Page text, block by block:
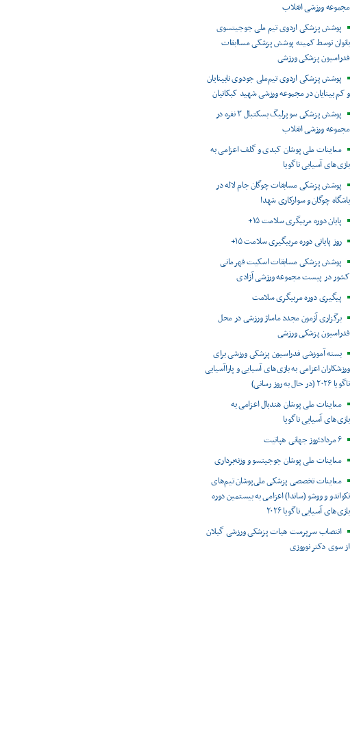
مجموعه ورزشی انقلاب
پوشش پزشکی اردوی تیم ملی جوجیتسوی
بانوان توسط کمیته پوشش پزشکی مساابقات
فدراسیون پزشکی ورزشی
پوشش پزشکی اردوی تیم‌ملی جودوی نابینایان
و کم بینایان در مجموعه ورزشی شهید کبکانیان
پوشش پزشکی سوپرلیگ بسکتبال ۳ نفره در
مجموعه ورزشی انقلاب
معاینات ملی پوشان کبدی و گلف اعزامی به
بازی‌های آسیایی ناگویا
پوشش پزشکی مسابقات چوگان جام لاله در
باشگاه چوگان و سوارکاری شهدا
پایان دوره مربیگری سلامت ۱۵+
روز پایانی دوره مربیگیری سلامت ۱۵+
پوشش پزشکی مسابقات اسکیت قهرمانی
کشور در پیست مجموعه ورزشی آزادی
پیگیری دوره مربیگری سلامت
برگزاری آزمون مجدد ماساژ ورزشی در محل
فدراسیون پزشکی ورزشی
بسته آموزشی فدراسیون پزشکی ورزشی برای
ورزشکاران اعزامی به بازی‌های آسیایی و پاراآسیایی
ناگویا ۲۰۲۶ (در حال به روز رسانی)
معاینات ملی پوشان هندبال اعزامی به
بازی‌های آسیایی ناگویا
۶ مرداد؛روز جهانی هپاتیت
معاینات ملی پوشان جوجیتسو و وزنه‌برداری
معاینات تخصصی پزشکی ملی‌پوشان تیم‌های
تکواندو و ووشو (ساندا) اعزامی به بیستمین دوره
بازی‌های آسیایی ناگویا ۲۰۲۶
انتصاب سرپرست هیات پزشکی ورزشی گیلان
از سوی دکتر نوروزی